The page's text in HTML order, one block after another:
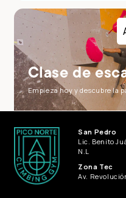
Clase de
Empieza hoy y descubre la
San Pedro
Lic. Benito
N.L
Zona Tec
Av.